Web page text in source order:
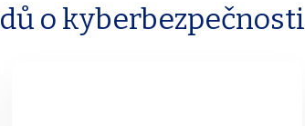
o kyberbezpečnosti